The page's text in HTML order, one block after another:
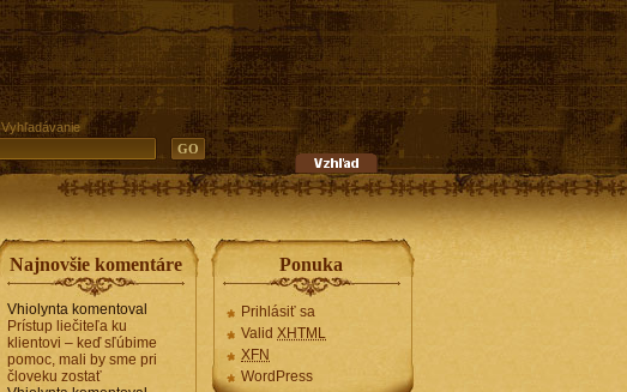
Vyhľadávanie
Najnovšie komentáre
Vhiolynta komentoval
Prístup liečiteľa ku
klientovi – keď sľúbime
pomoc, mali by sme pri
človeku zostať
Ponuka
Prihlásiť sa
Valid XHTML
XFN
WordPress